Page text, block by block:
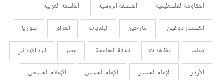
المقاومة الفلسطينية
الفلسفة الروسية
الفلسفة الغربية
الكسندر دوغين
النازحين البلديات العراق
سوريا
تونس
تظاهرات ثقافة المقاومة مصر
الرد الإيراني
الأردن
الإمام الحسين الإمام الحسين
الإعلام الخليجي